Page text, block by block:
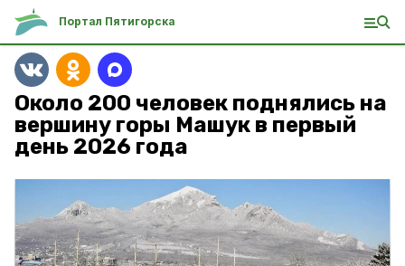
Портал Пятигорска
Около 200 человек поднялись на
вершину горы Машук в первый
день 2026 года